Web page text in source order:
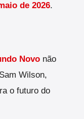
de 2026.
Novo não
Wilson,
o futuro do